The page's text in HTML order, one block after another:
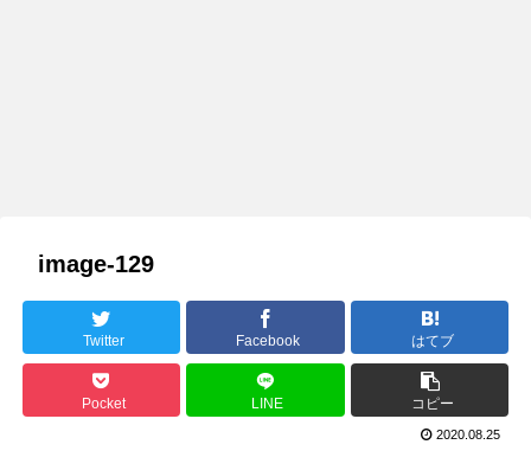
image-129
Twitter Facebook はてブ
Pocket LINE コピー
2020.08.25